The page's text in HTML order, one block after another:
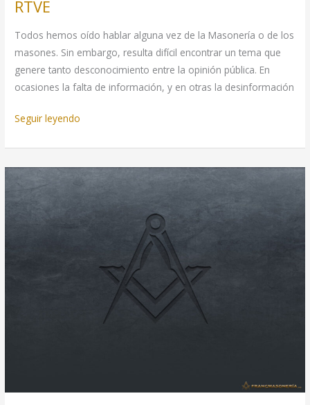
RTVE
Todos hemos oído hablar alguna vez de la Masonería o de los
masones. Sin embargo, resulta difícil encontrar un tema que
genere tanto desconocimiento entre la opinión pública. En
ocasiones la falta de información, y en otras la desinformación
Masonería
«Para
todos
La
2»
Seguir leyendo